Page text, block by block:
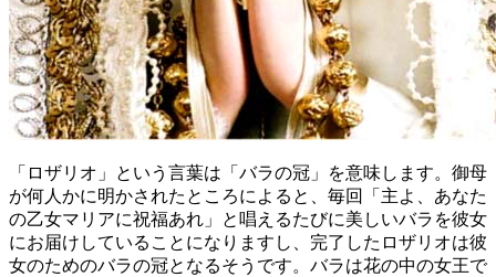
「ロザリオ」という言葉は「バラの冠」を意味します。御母
が何人かに明かされたところによると、毎回「主よ、あなた
の乙女マリアに祝福あれ」と唱えるたびに美しいバラを彼女
にお届けしていることになりますし、完了したロザリオは彼
女のためのバラの冠となるそうです。バラは花の中の女王で